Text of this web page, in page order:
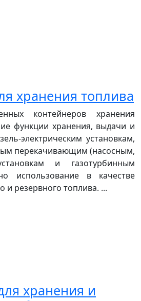
хранения топлива
контейнеров хранения
функции хранения, выдачи и
электрическим установкам,
перекачивающим (насосным,
и газотурбинным
использование в качестве
и резервного топлива. ...
хранения и